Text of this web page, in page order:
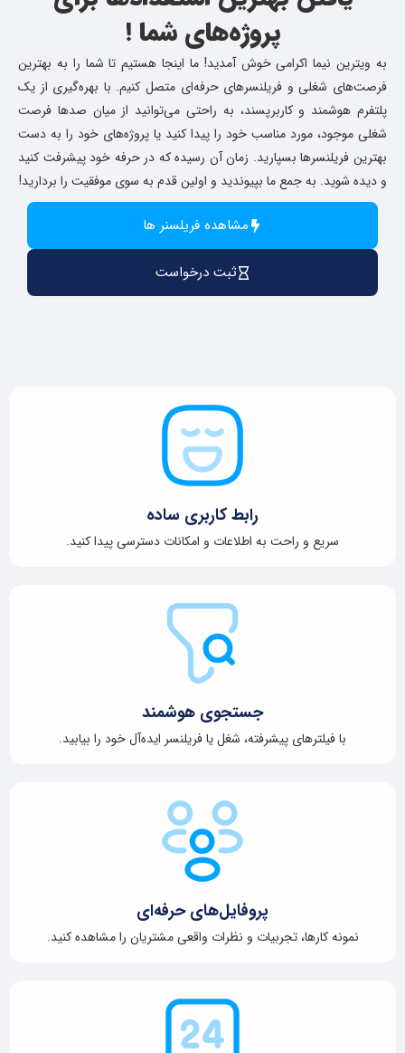
پروژه‌های شما !
به ویترین نیما اکرامی خوش آمدید! ما اینجا هستیم تا شما را به بهترین
فرصت‌های شغلی و فریلنسرهای حرفه‌ای متصل کنیم. با بهره‌گیری از یک
پلتفرم هوشمند و کاربرپسند، به راحتی می‌توانید از میان صدها فرصت
شغلی موجود، مورد مناسب خود را پیدا کنید یا پروژه‌های خود را به دست
بهترین فریلنسرها بسپارید. زمان آن رسیده که در حرفه خود پیشرفت کنید
و دیده شوید. به جمع ما بپیوندید و اولین قدم به سوی موفقیت را بردارید!
مشاهده فریلسنر ها
ثبت درخواست
رابط کاربری ساده
سریع و راحت به اطلاعات و امکانات دسترسی پیدا کنید.
جستجوی هوشمند
با فیلترهای پیشرفته، شغل یا فریلنسر ایده‌آل خود را بیابید.
پروفایل‌های حرفه‌ای
نمونه کارها، تجربیات و نظرات واقعی مشتریان را مشاهده کنید.